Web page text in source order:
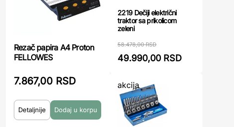
Rezač papira A4 Proton
FELLOWES
7.867,00 RSD
Detaljnije
2219 Dečiji električni
traktor sa prikolicom
zeleni
58.478,00 RSD
49.990,00 RSD
akcija